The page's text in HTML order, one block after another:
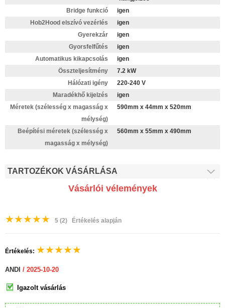
Bridge funkció
igen
Hob2Hood elszívó vezérlés
igen
Gyerekzár
igen
Gyorsfelfűtés
igen
Automatikus kikapcsolás
igen
Összteljesítmény
7.2 kW
Hálózati igény
220-240 V
Maradékhő kijelzés
igen
Méretek (szélesség x magasság x
mélység)
590mm x 44mm x 520mm
Beépítési méretek (szélesség x
magasság x mélység)
560mm x 55mm x 490mm
TARTOZÉKOK VÁSÁRLÁSA
Vásárlói vélemények
★★★★★ 5 (2) Értékelés alapján
Értékelés: ★★★★★
ANDI / 2025-10-20
Igazolt vásárlás